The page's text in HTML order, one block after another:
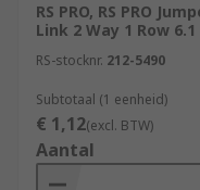
RS PRO, RS PRO
Link 2 Way 1 Row
RS-stocknr. 212-5490
Subtotaal (1 eenheid)
€ 1,12(excl. BTW)
Aantal